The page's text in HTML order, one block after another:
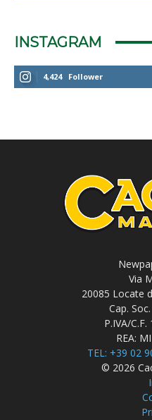
INSTAGRAM
4,424 Follower
Via
20085 Locate
Cap.
P.IVA/
REA:
TEL: +39 02
© 2026